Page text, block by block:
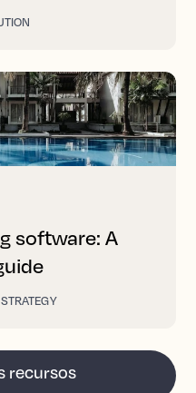
software: A
recursos